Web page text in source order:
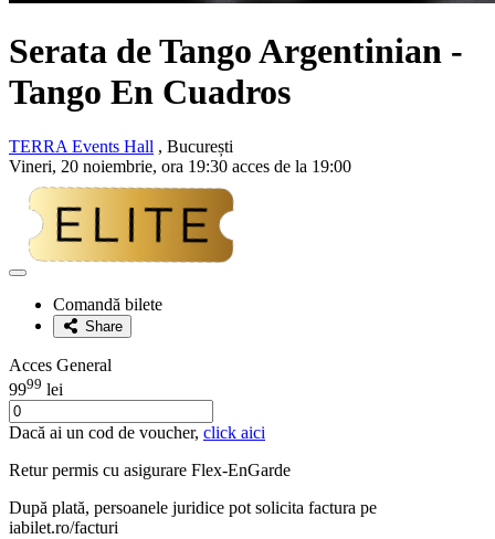
Serata de Tango Argentinian -
Tango En Cuadros
TERRA Events Hall , București
Vineri, 20 noiembrie, ora 19:30 acces de la 19:00
Adaugă
favoriteComandă bilete
Share
Acces General
9999 lei
Dacă ai un cod de voucher, click aici
Retur permis cu asigurare Flex-EnGarde
După plată, persoanele juridice pot solicita factura pe
iabilet.ro/facturi